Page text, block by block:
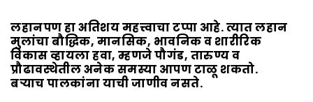
लहानपण हा अतिशय महत्त्वाचा टप्पा आहे. त्यात लहान
मुलांचा बौद्धिक, मानसिक, भावनिक व शारीरिक
विकास व्हायला हवा, म्हणजे पौगंड, तारुण्य व
प्रौढावस्थेतील अनेक समस्या आपण टाळू शकतो.
बऱ्याच पालकांना याची जाणीव नसते.